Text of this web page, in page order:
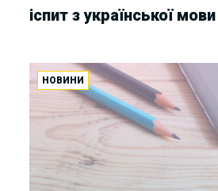
іспит з української мови
НОВИНИ